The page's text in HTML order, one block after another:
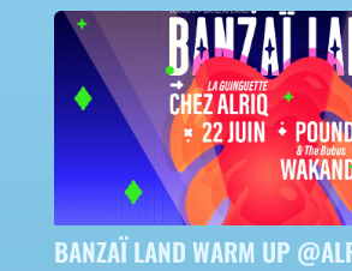
BANZAÏ LAND WARM UP